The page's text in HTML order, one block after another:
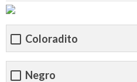
Coloradito
Negro